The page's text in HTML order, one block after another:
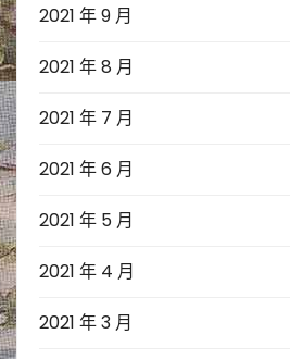
2021 年 9 月
2021 年 8 月
2021 年 7 月
2021 年 6 月
2021 年 5 月
2021 年 4 月
2021 年 3 月